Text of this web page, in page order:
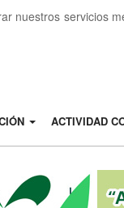
nuestros servicios
ACTIVIDAD